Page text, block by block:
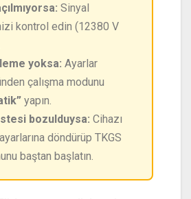
Sinyal
kontrol edin (12380 V
yoksa: Ayarlar
çalışma modunu
yapın.
bozulduysa: Cihazı
döndürüp TKGS
baştan başlatın.